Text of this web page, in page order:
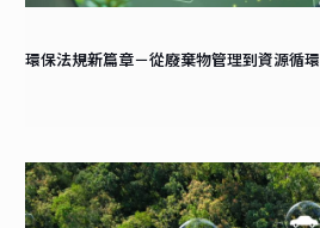
環保法規新篇章－從廢棄物管理到資源循環